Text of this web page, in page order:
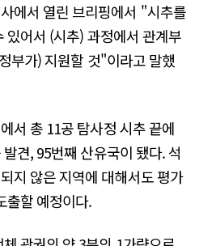
에서 열린 브리핑에서 "시추를
있어서 (시추) 과정에서 관계부
부가) 지원할 것"이라고 말했
서 총 11공 탐사정 시추 끝에
견, 95번째 산유국이 됐다. 석
지 않은 지역에 대해서도 평가
출할 예정이다.